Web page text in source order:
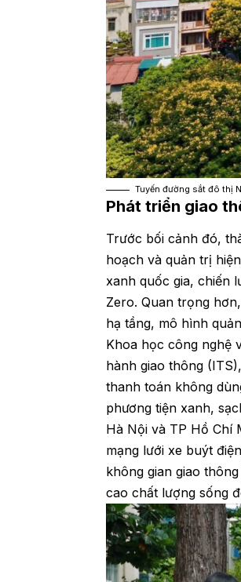
Tuyến đường sắt đô thị
Phát triển giao
Trước bối cảnh đó,
hoạch và quản trị
xanh quốc gia, chiến
Zero. Quan trọng
hạ tầng, mô hình
Khoa học công nghệ
hành giao thông
thanh toán không
phương tiện xanh,
Hà Nội và TP Hồ Chí
mạng lưới xe buýt
không gian giao
cao chất lượng sống